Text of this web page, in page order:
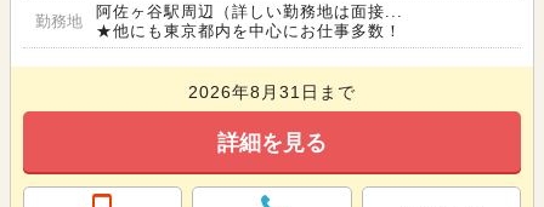
勤務地
阿佐ヶ谷駅周辺（詳しい勤務地は面接...
★他にも東京都内を中心にお仕事多数！
2026年8月31日まで
詳細を見る